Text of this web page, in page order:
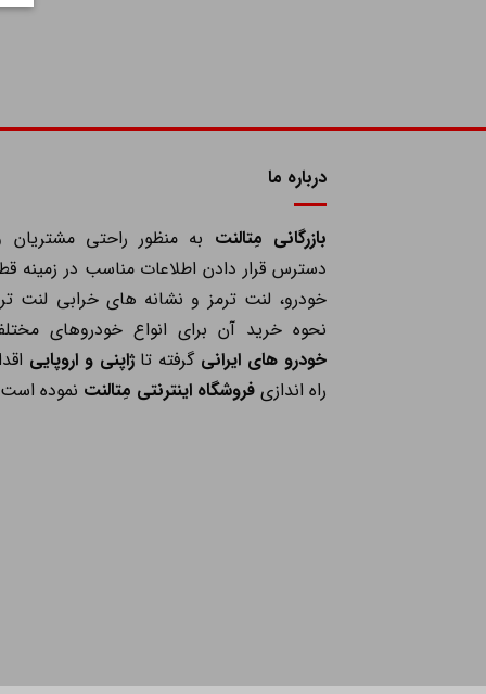
درباره ما
بازرگانی مِتالنت به منظور راحتی مشتریان
دسترس قرار دادن اطلاعات مناسب در زمینه
خودرو، لنت ترمز و نشانه های خرابی لنت
نحوه خرید آن برای انواع خودروهای
خودرو های ایرانی گرفته تاژاپنی و اروپایی
راه اندازی فروشگاه اینترنتی مِتالنت نموده است